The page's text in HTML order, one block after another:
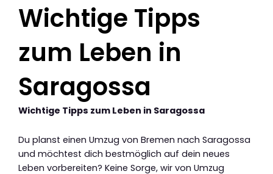
Wichtige Tipps
zum Leben in
Saragossa
Wichtige Tipps zum Leben in Saragossa
Du planst einen Umzug von Bremen nach Saragossa
und möchtest dich bestmöglich auf dein neues
Leben vorbereiten? Keine Sorge, wir von Umzug